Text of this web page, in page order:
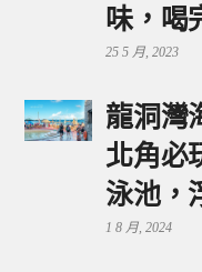
味，喝
25 5 月, 2023
龍洞灣
北角必
泳池，
1 8 月, 2024